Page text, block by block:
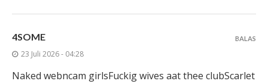
4SOME
23 Juli 2026 - 04:28
Naked webncam girlsFuckig wives aat thee clubScarlet
BALAS